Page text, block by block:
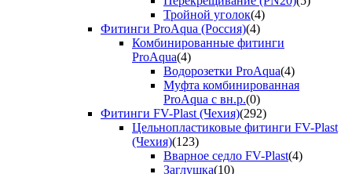
Тройной уголок(4)
Фитинги ProAqua (Россия)(4)
Комбинированные фитинги
ProAqua(4)
Водорозетки ProAqua(4)
Муфта комбинированная
ProAqua с вн.р.(0)
Фитинги FV-Plast (Чехия)(292)
Цельнопластиковые фитинги FV-Plast
(Чехия)(123)
Вварное седло FV-Plast(4)
Заглушка(10)